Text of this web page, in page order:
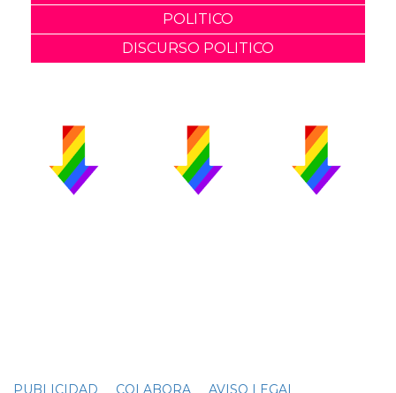
POLITICO
DISCURSO POLITICO
PUBLICIDAD COLABORA AVISO LEGAL